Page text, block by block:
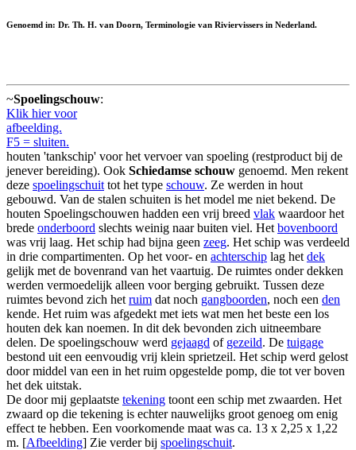
Genoemd in: Dr. Th. H. van Doorn, Terminologie van Riviervissers in Nederland.
~Spoelingschouw:
Klik hier voor
afbeelding.
F5 = sluiten.
houten 'tankschip' voor het vervoer van spoeling (restproduct bij de
jenever bereiding). Ook Schiedamse schouw genoemd. Men rekent
deze spoelingschuit tot het type schouw. Ze werden in hout
gebouwd. Van de stalen schuiten is het model me niet bekend. De
houten Spoelingschouwen hadden een vrij breed vlak waardoor het
brede onderboord slechts weinig naar buiten viel. Het bovenboord
was vrij laag. Het schip had bijna geen zeeg. Het schip was verdeeld
in drie compartimenten. Op het voor- en achterschip lag het dek
gelijk met de bovenrand van het vaartuig. De ruimtes onder dekken
werden vermoedelijk alleen voor berging gebruikt. Tussen deze
ruimtes bevond zich het ruim dat noch gangboorden, noch een den
kende. Het ruim was afgedekt met iets wat men het beste een los
houten dek kan noemen. In dit dek bevonden zich uitneembare
delen. De spoelingschouw werd gejaagd of gezeild. De tuigage
bestond uit een eenvoudig vrij klein sprietzeil. Het schip werd gelost
door middel van een in het ruim opgestelde pomp, die tot ver boven
het dek uitstak.
De door mij geplaatste tekening toont een schip met zwaarden. Het
zwaard op die tekening is echter nauwelijks groot genoeg om enig
effect te hebben. Een voorkomende maat was ca. 13 x 2,25 x 1,22
m. [Afbeelding] Zie verder bij spoelingschuit.